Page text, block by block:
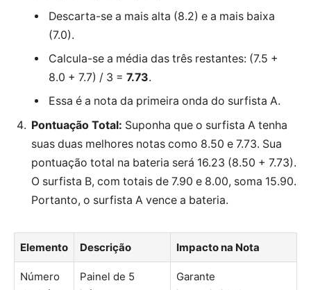
Descarta-se a mais alta (8.2) e a mais baixa
(7.0).
Calcula-se a média das três restantes: (7.5 +
8.0 + 7.7) / 3 = 7.73.
Essa é a nota da primeira onda do surfista A.
Pontuação Total: Suponha que o surfista A tenha
suas duas melhores notas como 8.50 e 7.73. Sua
pontuação total na bateria será 16.23 (8.50 + 7.73).
O surfista B, com totais de 7.90 e 8.00, soma 15.90.
Portanto, o surfista A vence a bateria.
Elemento Descrição Impacto na Nota
Número
Painel de 5
Garante